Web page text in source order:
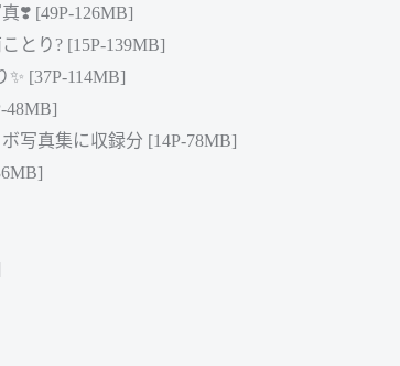
❣️ [49P-126MB]
とり? [15P-139MB]
[37P-114MB]
48MB]
写真集に収録分 [14P-78MB]